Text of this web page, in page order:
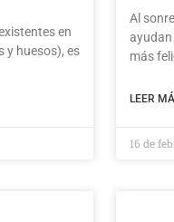
en
y huesos), es
Al
ayudan
más
LEER
16 de